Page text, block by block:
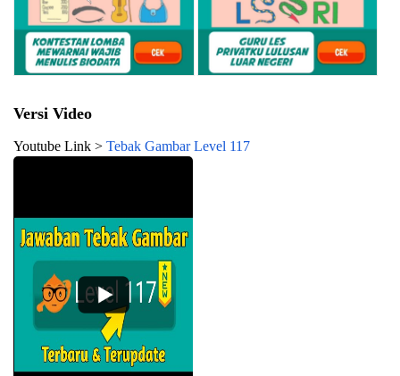
Versi Video
Youtube Link > Tebak Gambar Level 117